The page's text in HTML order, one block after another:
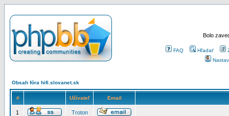
Bolo
FAQ Hľadať
Obsah fóra hifi.slovanet.sk
# Užívateľ Email
1 Troton